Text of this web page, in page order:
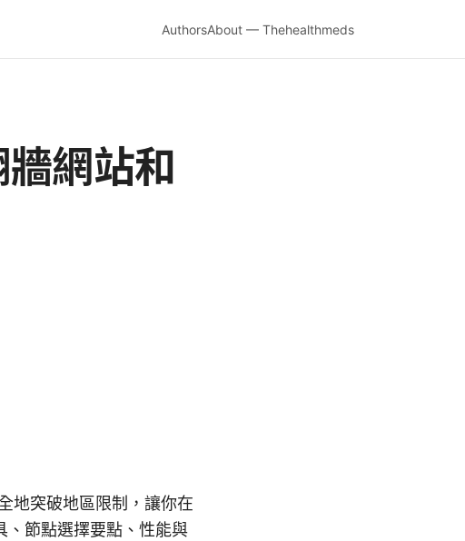
AuthorsAbout — Thehealthmeds
網站和
地突破地區限制，讓你在
、節點選擇要點、性能與